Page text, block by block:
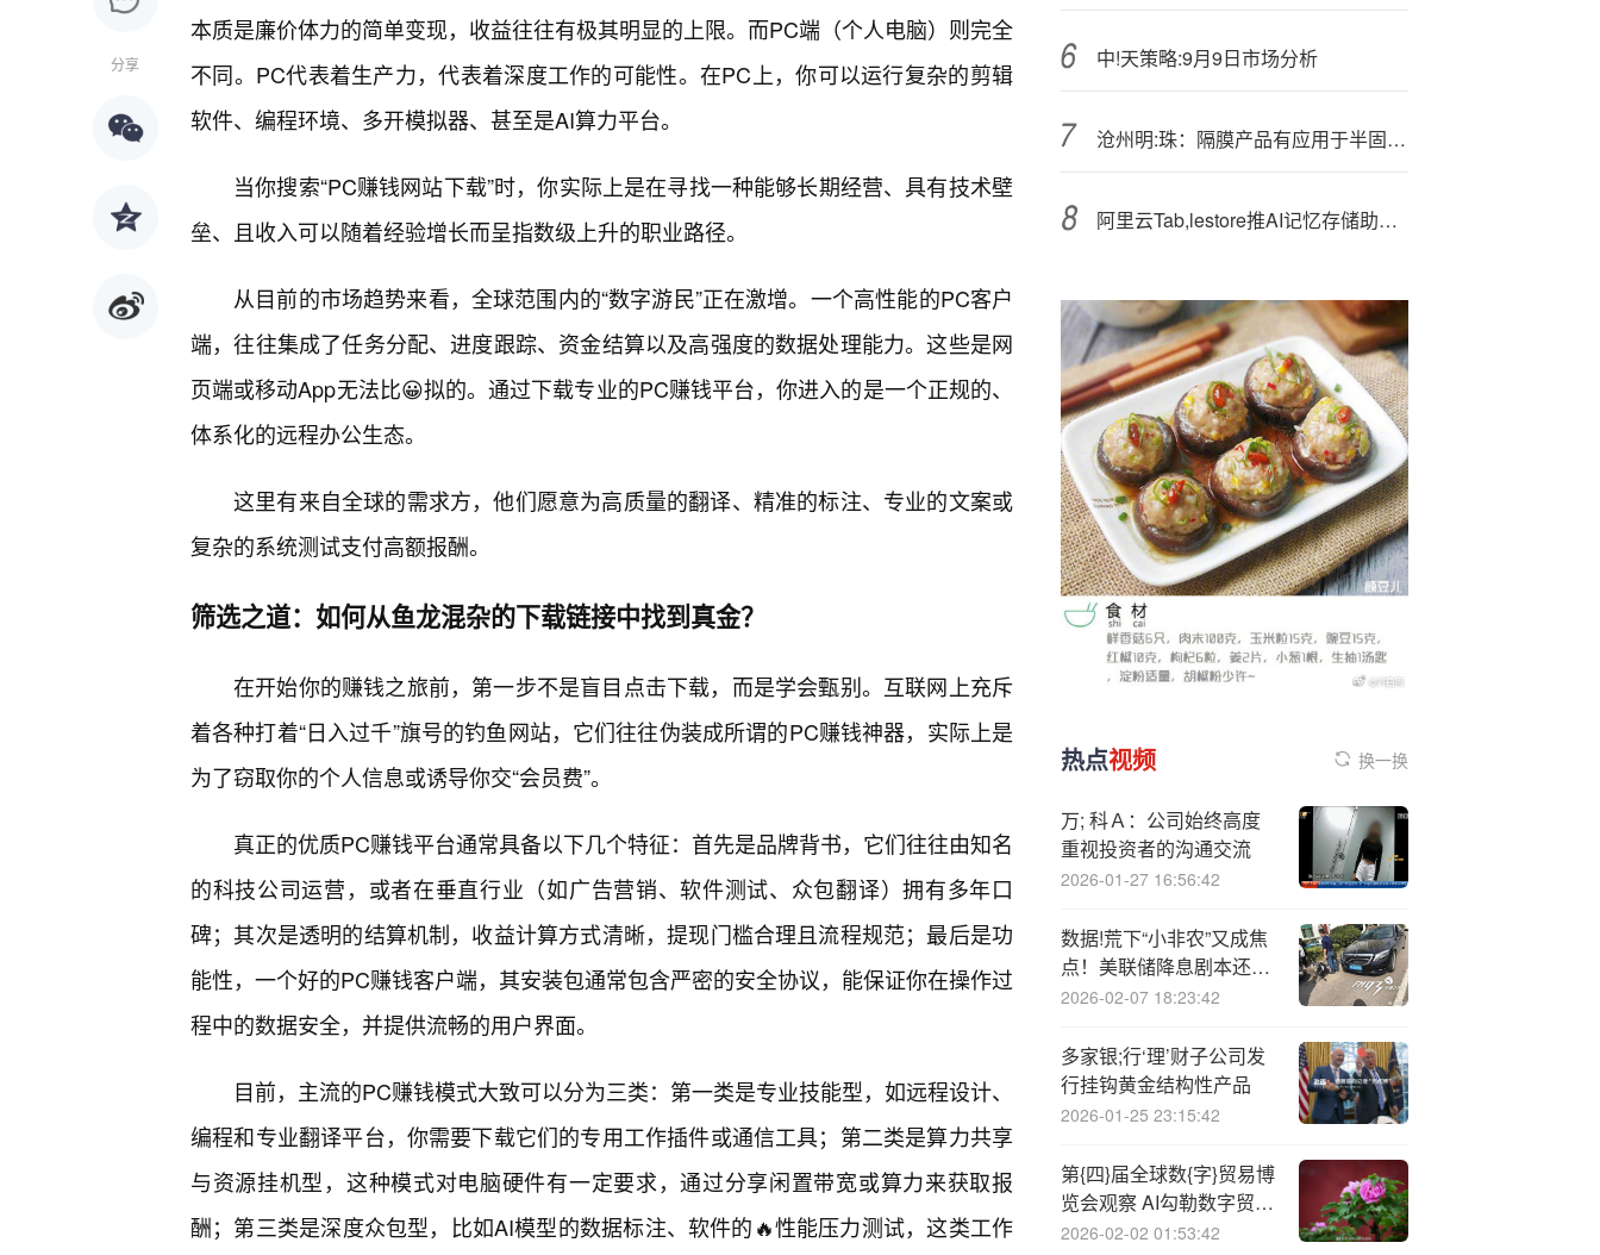
分享
本质是廉价体力的简单变现，收益往往有极其明显的上限。而PC端（个人电脑）则完全
不同。PC代表着生产力，代表着深度工作的可能性。在PC上，你可以运行复杂的剪辑
软件、编程环境、多开模拟器、甚至是AI算力平台。
当你搜索“PC赚钱网站下载”时，你实际上是在寻找一种能够长期经营、具有技术壁
垒、且收入可以随着经验增长而呈指数级上升的职业路径。
从目前的市场趋势来看，全球范围内的“数字游民”正在激增。一个高性能的PC客户
端，往往集成了任务分配、进度跟踪、资金结算以及高强度的数据处理能力。这些是网
页端或移动App无法比😀拟的。通过下载专业的PC赚钱平台，你进入的是一个正规的、
体系化的远程办公生态。
这里有来自全球的需求方，他们愿意为高质量的翻译、精准的标注、专业的文案或
复杂的系统测试支付高额报酬。
筛选之道：如何从鱼龙混杂的下载链接中找到真金？
在开始你的赚钱之旅前，第一步不是盲目点击下载，而是学会甄别。互联网上充斥
着各种打着“日入过千”旗号的钓鱼网站，它们往往伪装成所谓的PC赚钱神器，实际上是
为了窃取你的个人信息或诱导你交“会员费”。
真正的优质PC赚钱平台通常具备以下几个特征：首先是品牌背书，它们往往由知名
的科技公司运营，或者在垂直行业（如广告营销、软件测试、众包翻译）拥有多年口
碑；其次是透明的结算机制，收益计算方式清晰，提现门槛合理且流程规范；最后是功
能性，一个好的PC赚钱客户端，其安装包通常包含严密的安全协议，能保证你在操作过
程中的数据安全，并提供流畅的用户界面。
目前，主流的PC赚钱模式大致可以分为三类：第一类是专业技能型，如远程设计、
编程和专业翻译平台，你需要下载它们的专用工作插件或通信工具；第二类是算力共享
与资源挂机型，这种模式对电脑硬件有一定要求，通过分享闲置带宽或算力来获取报
酬；第三类是深度众包型，比如AI模型的数据标注、软件的🔥性能压力测试，这类工作
中!天策略:9月9日市场分析
沧州明:珠：隔膜产品有应用于半固态电池小批量供应
阿里云Tab,lestore推AI记忆存储助力智能体高效开发
热点视频 换一换
万; 科Ａ：公司始终高度
重视投资者的沟通交流
2026-01-27 16:56:42
数据!荒下“小非农”又成焦
点！美联储降息剧本还会
反转吗？
2026-02-07 18:23:42
多家银;行‘理’财子公司发
行挂钩黄金结构性产品
2026-01-25 23:15:42
第{四}届全球数{字}贸易博
览会观察 AI勾勒数字贸易
新图景 激发万亿市场新活
2026-02-02 01:53:42